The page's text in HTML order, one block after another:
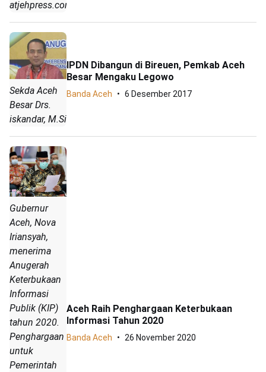
atjehpress.com
Sekda Aceh
Besar Drs.
iskandar, M.Si
IPDN Dibangun di Bireuen, Pemkab Aceh
Besar Mengaku Legowo
Banda Aceh 6 Desember 2017
Gubernur
Aceh, Nova
Iriansyah,
menerima
Anugerah
Keterbukaan
Informasi
Publik (KIP)
tahun 2020.
Penghargaan
untuk
Pemerintah
Aceh Raih Penghargaan Keterbukaan
Informasi Tahun 2020
Banda Aceh 26 November 2020